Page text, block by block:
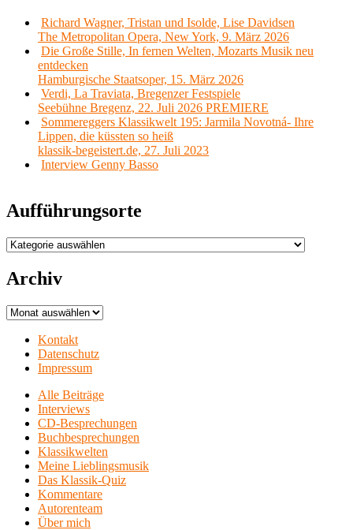
Richard Wagner, Tristan und Isolde, Lise Davidsen
The Metropolitan Opera, New York, 9. März 2026
Die Große Stille, In fernen Welten, Mozarts Musik neu
entdecken
Hamburgische Staatsoper, 15. März 2026
Verdi, La Traviata, Bregenzer Festspiele
Seebühne Bregenz, 22. Juli 2026 PREMIERE
Sommereggers Klassikwelt 195: Jarmila Novotná- Ihre
Lippen, die küssten so heiß
klassik-begeistert.de, 27. Juli 2023
Interview Genny Basso
Aufführungsorte
Aufführungsorte
Archiv
Archiv
Kontakt
Datenschutz
Impressum
Alle Beiträge
Interviews
CD-Besprechungen
Buchbesprechungen
Klassikwelten
Meine Lieblingsmusik
Das Klassik-Quiz
Kommentare
Autorenteam
Über mich